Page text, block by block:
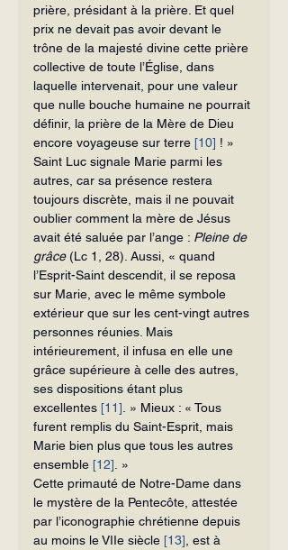
prière, présidant à la prière. Et quel
prix ne devait pas avoir devant le
trône de la majesté divine cette prière
collective de toute l’Église, dans
laquelle intervenait, pour une valeur
que nulle bouche humaine ne pourrait
définir, la prière de la Mère de Dieu
encore voyageuse sur terre [10] ! »
Saint Luc signale Marie parmi les
autres, car sa présence restera
toujours discrète, mais il ne pouvait
oublier comment la mère de Jésus
avait été saluée par l’ange : Pleine de
grâce (Lc 1, 28). Aussi, « quand
l’Esprit-Saint descendit, il se re­posa
sur Marie, avec le même symbole
extérieur que sur les cent-vingt autres
personnes réunies. Mais
intérieurement, il infusa en elle une
grâce supérieure à celle des autres,
ses dispositions étant plus
excellentes [11] . » Mieux : « Tous
furent remplis du Saint-Esprit, mais
Marie bien plus que tous les autres
ensemble [12] . »
Cette primauté de Notre-Dame dans
le mystère de la Pentecôte, attestée
par l’iconographie chrétienne depuis
au moins le VIIe siècle [13] , est à